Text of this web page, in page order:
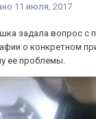
11 июля, 2017
задала вопрос с
о конкретном
ее проблемы.